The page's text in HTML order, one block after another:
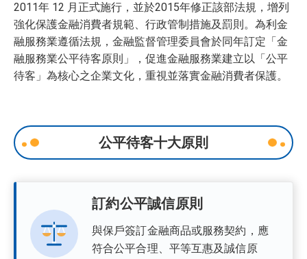
2011年 12 月正式施行，並於2015年修正該部法規，增列
強化保護金融消費者規範、行政管制措施及罰則。為利金
融服務業遵循法規，金融監督管理委員會於同年訂定「金
融服務業公平待客原則」，促進金融服務業建立以「公平
待客」為核心之企業文化，重視並落實金融消費者保護。
公平待客十大原則
訂約公平誠信原則
與保戶簽訂金融商品或服務契約，應
符合公平合理、平等互惠及誠信原